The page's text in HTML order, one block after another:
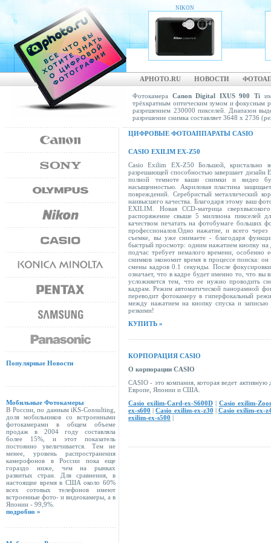
NIKON
APHOTO.RU НОВОСТИ
Фотокамера Canon Digital IXUS 900 Ti
трёхкратным оптическим зумом и фокусным
разрешением 230000 пикселей. Диапазон
разрешение снимка составляет 3648 х 2736
Популярные Новости
Мобильные Фотокамеры
В России, по данным iKS-Consulting,
доля мобильников со встроенными
фотокамерами в общем объеме
продаж в 2004 году составляла
более 15%, и этот показатель
постоянно увеличивается. Тем не
менее, уровень распространения
камерофонов в России пока еще
гораздо ниже, чем на рынках
развитых стран. Для сравнения, в
настоящие время в США около 60%
всех сотовых телефонов имеют
встроенные фото- и видеокамеры, а в
Японии - 99,9%.
подробно »
ЦИФРОВЫЕ ФОТОАППАРАТЫ CASIO
CASIO EXILIM EX-Z50
Casio Exilim EX-Z50 Большой, кристально
разрешающей способностью завершает
полной темноте ваши снимки и видео
насыщенностью. Акриловая пластина
повреждений. Серебристый металлический
наивысшего качества. Благодаря этому ваш
EXILIM. Новая CCD-матрица
распоряжение свыше 5 миллиона пикселей
качеством печатать на фотобумаге больших
профессионалов.Одно нажатие, и всего
съемке, вы уже снимаете - благодаря
быстрый просмотр: одним нажатием кнопку на
подчас требует немалого времени, особенно
снимков экономит время в процессе поиска: он
смены кадров 0.1 секунды. После
означает, что в кадре будет именно то, что вы
усложняется тем, что ее нужно проводить
кадрам. Режим автоматической панорамной
переводит фотокамеру в гиперфокальный
между нажатием на кнопку спуска и
резкими!
КУПИТЬ »
КОРПОРАЦИЯ CASIO
О корпорации CASIO
CASIO - это компания, которая ведет активную
Европе, Японии и США.
Casio exilim-Card-ex-S600D | Casio exilim-
ex-s600 |Casio exilim-ex-z30 | Casio exilim-ex-
exilim-ex-s500 |